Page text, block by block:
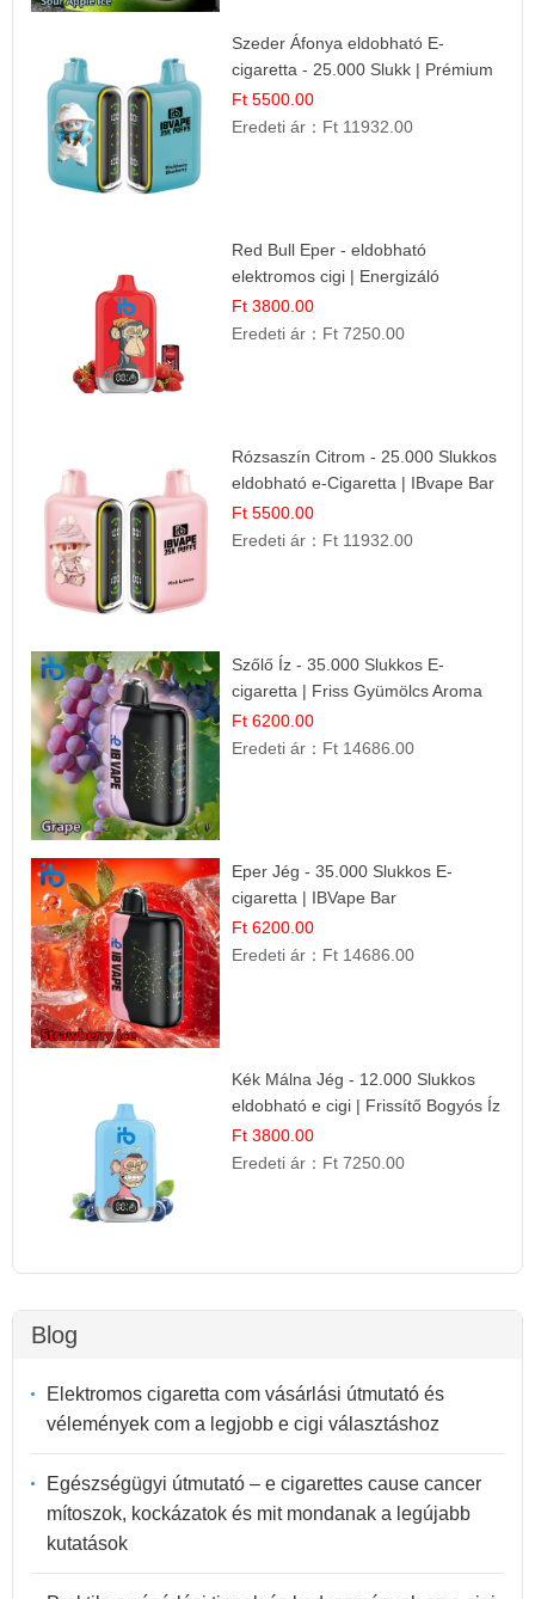
Szeder Áfonya eldobható E-
cigaretta - 25.000 Slukk | Prémium
Gyümölcs Íz
Ft 5500.00
Eredeti ár： Ft 11932.00
Red Bull Eper - eldobható
elektromos cigi | Energizáló
Gyümölcs Íz
Ft 3800.00
Eredeti ár： Ft 7250.00
Rózsaszín Citrom - 25.000 Slukkos
eldobható e-Cigaretta | IBvape Bar
Ft 5500.00
Eredeti ár： Ft 11932.00
Szőlő Íz - 35.000 Slukkos E-
cigaretta | Friss Gyümölcs Aroma
Ft 6200.00
Eredeti ár： Ft 14686.00
Eper Jég - 35.000 Slukkos E-
cigaretta | IBVape Bar
Ft 6200.00
Eredeti ár： Ft 14686.00
Kék Málna Jég - 12.000 Slukkos
eldobható e cigi | Frissítő Bogyós Íz
Ft 3800.00
Eredeti ár： Ft 7250.00
Blog
Elektromos cigaretta com vásárlási útmutató és
vélemények com a legjobb e cigi választáshoz
Egészségügyi útmutató – e cigarettes cause cancer
mítoszok, kockázatok és mit mondanak a legújabb
kutatások